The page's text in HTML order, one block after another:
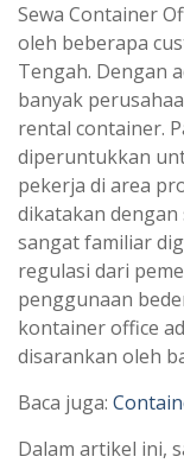
Sewa Container
oleh beberapa
Tengah. Dengan
banyak
rental container.
diperuntukkan
pekerja di area
dikatakan
sangat familiar
regulasi dari
penggunaan
kontainer office
disarankan oleh
Baca juga:
Dalam artikel ini,